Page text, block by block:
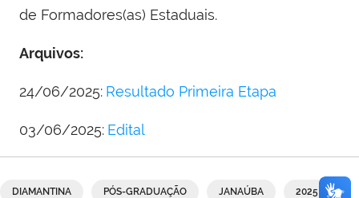
de Formadores(as) Estaduais.
Arquivos:
24/06/2025: Resultado Primeira Etapa
03/06/2025: Edital
DIAMANTINA PÓS-GRADUAÇÃO JANAÚBA 2025